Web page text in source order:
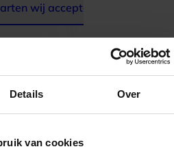
Details Over
van cookies
wij accepteren